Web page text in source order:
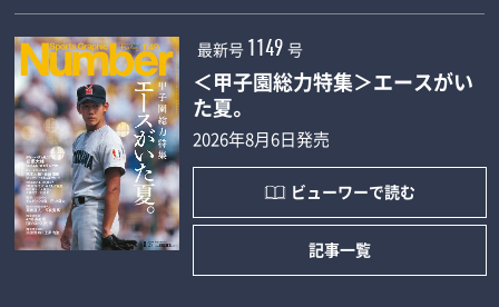
最新号 1149 号
＜甲子園総力特集＞エースがい
た夏。
2026年8月6日発売
ビューワーで読む
記事一覧